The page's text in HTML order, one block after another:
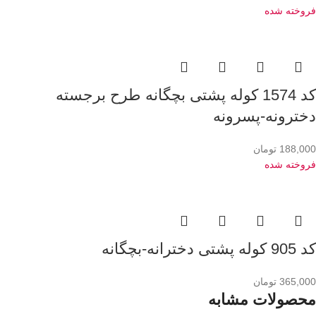
فروخته شده
کد 1574 کوله پشتی بچگانه طرح برجسته
دخترونه-پسرونه
188,000 تومان
فروخته شده
کد 905 کوله پشتی دخترانه-بچگانه
365,000 تومان
محصولات مشابه